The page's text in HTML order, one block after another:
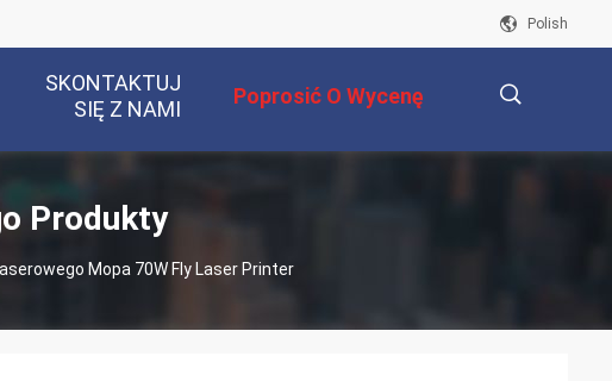
Polish
SKONTAKTUJ
SIĘ Z NAMI
Poprosić O Wycenę
Produkty
Mopa 70W Fly Laser Printer